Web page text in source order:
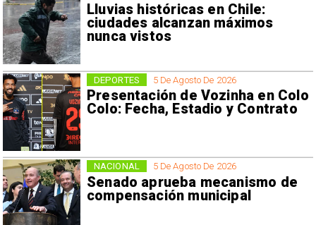
Lluvias históricas en Chile:
ciudades alcanzan máximos
nunca vistos
5 De Agosto De 2026
Presentación de Vozinha en Colo
Colo: Fecha, Estadio y Contrato
DEPORTES
5 De Agosto De 2026
Senado aprueba mecanismo de
compensación municipal
NACIONAL